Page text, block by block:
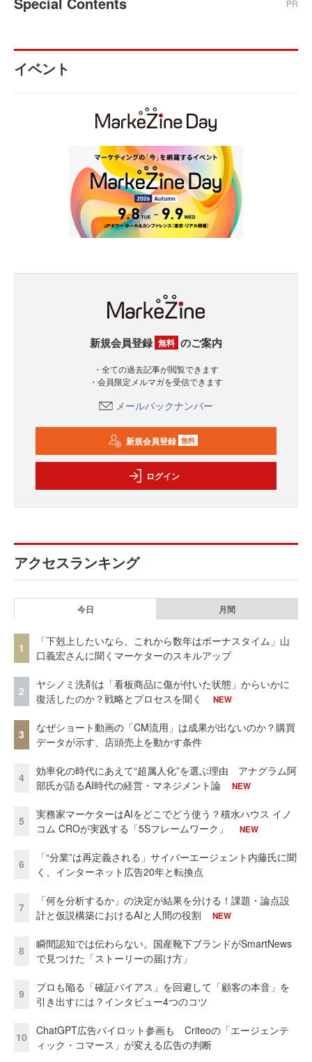
PR
イベント
新規会員登録 無料 のご案内
・全ての過去記事が閲覧できます
・会員限定メルマガを受信できます
メールバックナンバー
新規会員登録 無料
ログイン
アクセスランキング
今日 月間
1
「下剋上したいなら、これから数年はボーナスタイム」山
口義宏さんに聞くマーケターのスキルアップ
2
ヤシノミ洗剤は「看板商品に傷が付いた状態」からいかに
復活したのか？戦略とプロセスを聞く
NEW
3
なぜショート動画の「CM流用」は成果が出ないのか？購買
データが示す、店頭売上を動かす条件
4
効率化の時代にあえて“超属人化”を選ぶ理由 アナグラム阿
部氏が語るAI時代の経営・マネジメント論
NEW
5
実務家マーケターはAIをどこでどう使う？積水ハウス イノ
コム CROが実践する「5Sフレームワーク」
NEW
6
「“分業”は再定義される」サイバーエージェント内藤氏に聞
く、インターネット広告20年と転換点
7
「何を分析するか」の決定が結果を分ける！課題・論点設
計と仮説構築におけるAIと人間の役割
NEW
8
瞬間認知では伝わらない。国産靴下ブランドがSmartNews
で見つけた「ストーリーの届け方」
9
プロも陥る「確証バイアス」を回避して「顧客の本音」を
引き出すには？インタビュー4つのコツ
10
ChatGPT広告パイロット参画も Criteoの「エージェンテ
ィック・コマース」が変える広告の判断